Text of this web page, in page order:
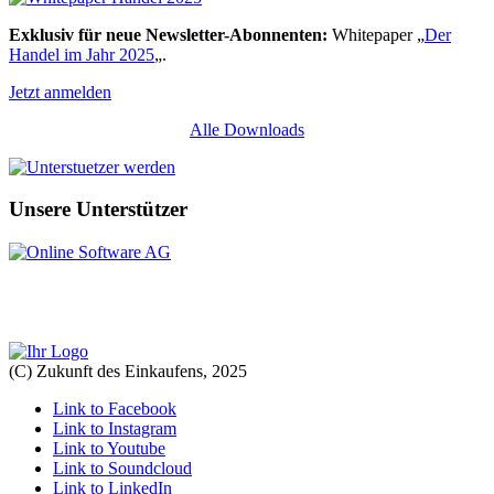
Exklusiv für neue Newsletter-Abonnenten: Whitepaper „Der
Handel im Jahr 2025„.
Jetzt anmelden
Alle Downloads
Unsere Unterstützer
(C) Zukunft des Einkaufens, 2025
Link to Facebook
Link to Instagram
Link to Youtube
Link to Soundcloud
Link to LinkedIn